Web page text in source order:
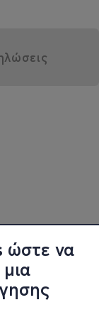
ώστε να